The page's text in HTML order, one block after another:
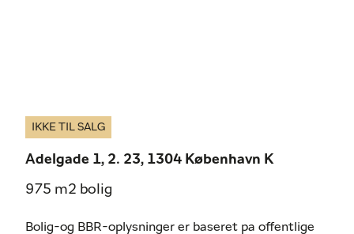
IKKE TIL SALG
Adelgade 1, 2. 23, 1304 København K
975 m2 bolig
Bolig-og BBR-oplysninger er baseret pa offentlige